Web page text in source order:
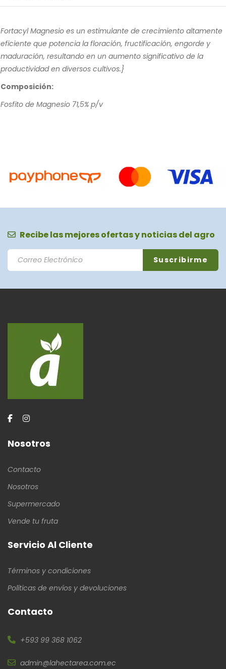
Fortacyl Magnesio es un estimulante de crecimiento altamente
eficiente que potencia la floración, fructificación, engorde y
maduración, resultando en un aumento significativo de la
productividad en diversos cultivos.}
Composición:
Fosfito de Magnesio 71,5% p/v
Recibe las mejores ofertas y noticias del agro
Nosotros
Contacto
Nosotros
Supermercado
Vende tu fruta
Servicio Al Cliente
Términos y condiciones
Políticas de envíos y devoluciones
Contacto
+593 99 368 1062
admin@lahectarea.com.ec